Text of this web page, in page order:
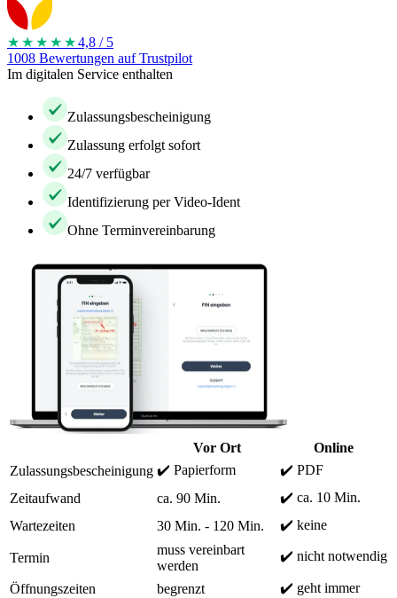
★★★★ ★4,8 / 5
1008 Bewertungen auf Trustpilot
Im digitalen Service enthalten
Zulassungsbescheinigung
Zulassung erfolgt sofort
24/7 verfügbar
Identifizierung per Video-Ident
Ohne Terminvereinbarung
Vor Ort
Online
Zulassungsbescheinigung ✔️ Papierform
✔️ PDF
Zeitaufwand
ca. 90 Min.
✔️ ca. 10 Min.
Wartezeiten
30 Min. - 120 Min. ✔️ keine
Termin
muss vereinbart
werden
✔️ nicht notwendig
Öffnungszeiten begrenzt ✔️ geht immer